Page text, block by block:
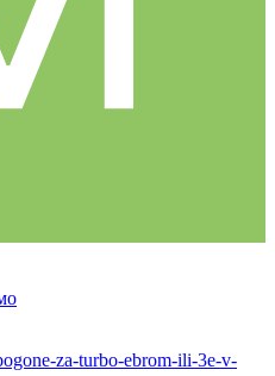
za-turbo-ebrom-ili-3e-v-